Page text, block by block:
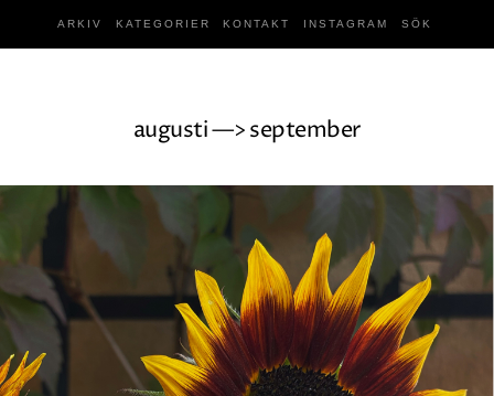
ARKIV KATEGORIER KONTAKT INSTAGRAM SÖK
augusti —> september